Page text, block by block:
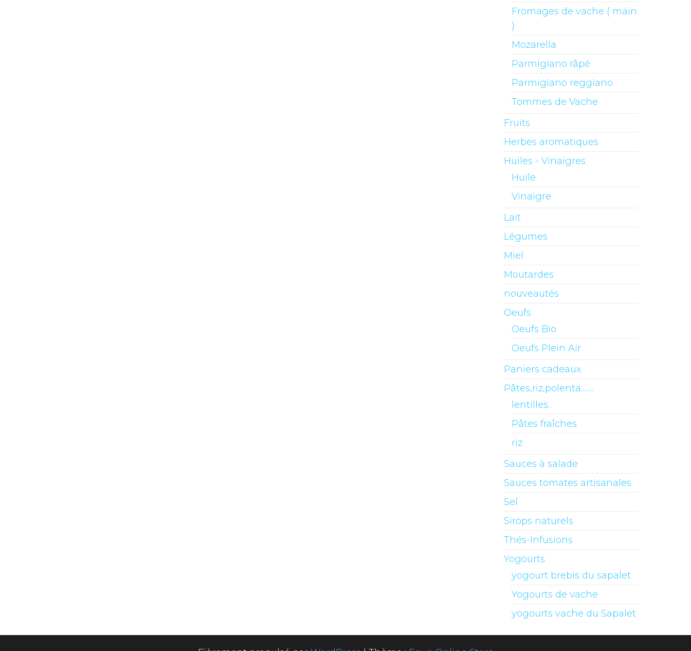
Fromages de vache ( main
)
Mozarella
Parmigiano râpé
Parmigiano reggiano
Tommes de Vache
Fruits
Herbes aromatiques
Huiles - Vinaigres
Huile
Vinaigre
Lait
Légumes
Miel
Moutardes
nouveautés
Oeufs
Oeufs Bio
Oeufs Plein Air
Paniers cadeaux
Pâtes,riz,polenta........
lentilles..
Pâtes fraîches
riz
Sauces à salade
Sauces tomates artisanales
Sel
Sirops naturels
Thés-Infusions
Yogourts
yogourt brebis du sapalet
Yogourts de vache
yogourts vache du Sapalet